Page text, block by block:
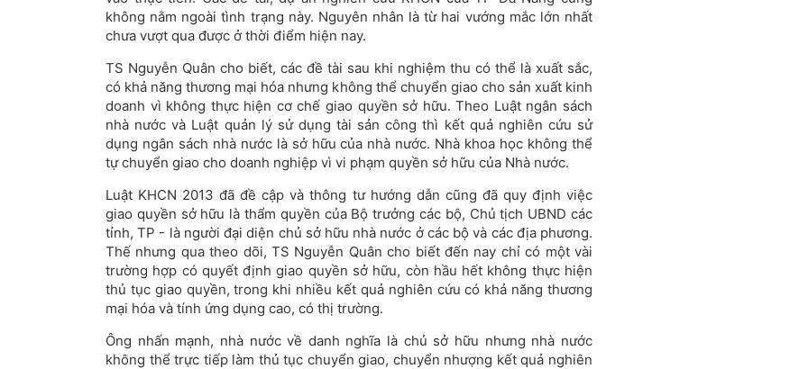
không nằm ngoài tình trạng này. Nguyên nhân là từ hai vướng mắc lớn nhất
chưa vượt qua được ở thời điểm hiện nay.
TS Nguyễn Quân cho biết, các đề tài sau khi nghiệm thu có thể là xuất sắc,
có khả năng thương mại hóa nhưng không thể chuyển giao cho sản xuất kinh
doanh vì không thực hiện cơ chế giao quyền sở hữu. Theo Luật ngân sách
nhà nước và Luật quản lý sử dụng tài sản công thì kết quả nghiên cứu sử
dụng ngân sách nhà nước là sở hữu của nhà nước. Nhà khoa học không thể
tự chuyển giao cho doanh nghiệp vì vi phạm quyền sở hữu của Nhà nước.
Luật KHCN 2013 đã đề cập và thông tư hướng dẫn cũng đã quy định việc
giao quyền sở hữu là thẩm quyền của Bộ trưởng các bộ, Chủ tịch UBND các
tỉnh, TP - là người đại diện chủ sở hữu nhà nước ở các bộ và các địa phương.
Thế nhưng qua theo dõi, TS Nguyễn Quân cho biết đến nay chỉ có một vài
trường hợp có quyết định giao quyền sở hữu, còn hầu hết không thực hiện
thủ tục giao quyền, trong khi nhiều kết quả nghiên cứu có khả năng thương
mại hóa và tính ứng dụng cao, có thị trường.
Ông nhấn mạnh, nhà nước về danh nghĩa là chủ sở hữu nhưng nhà nước
không thể trực tiếp làm thủ tục chuyển giao, chuyển nhượng kết quả nghiên